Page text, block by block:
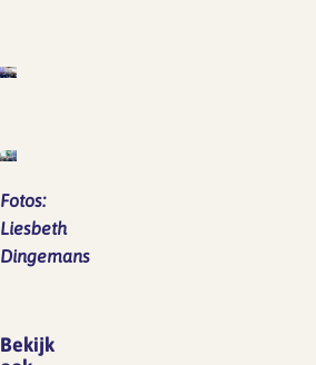
Fotos:
Liesbeth
Dingemans
Bekijk